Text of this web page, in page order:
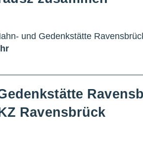
und Gedenkstätte
Ravensbrück